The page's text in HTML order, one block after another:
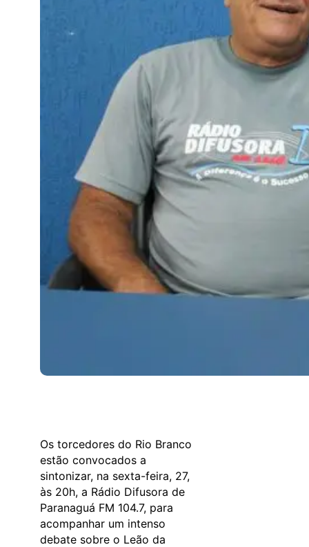
Os torcedores do Rio Branco
estão convocados a
sintonizar, na sexta-feira, 27,
às 20h, a Rádio Difusora de
Paranaguá FM 104.7, para
acompanhar um intenso
debate sobre o Leão da